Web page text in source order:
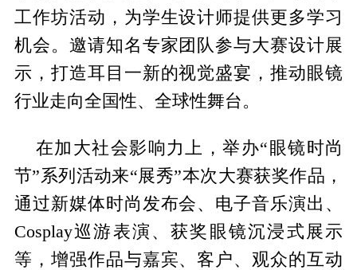
工作坊活动，为学生设计师提供更多学习
机会。邀请知名专家团队参与大赛设计展
示，打造耳目一新的视觉盛宴，推动眼镜
行业走向全国性、全球性舞台。
在加大社会影响力上，举办“眼镜时尚
节”系列活动来“展秀”本次大赛获奖作品，
通过新媒体时尚发布会、电子音乐演出、
Cosplay巡游表演、获奖眼镜沉浸式展示
等，增强作品与嘉宾、客户、观众的互动